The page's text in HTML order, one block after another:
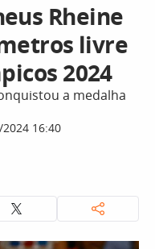
Rheine
livre
2024
a medalha
16:40